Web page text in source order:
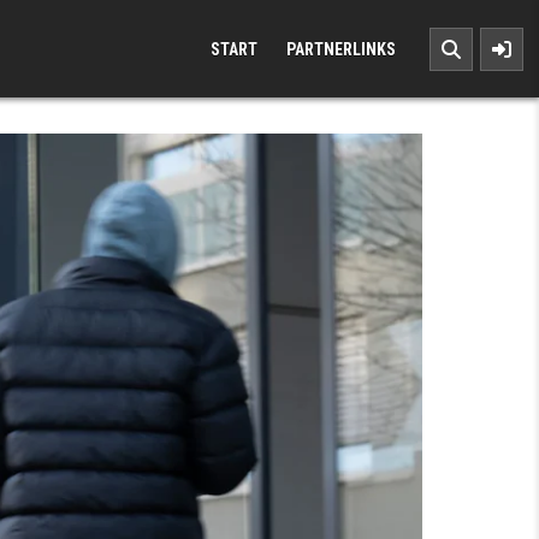
START PARTNERLINKS